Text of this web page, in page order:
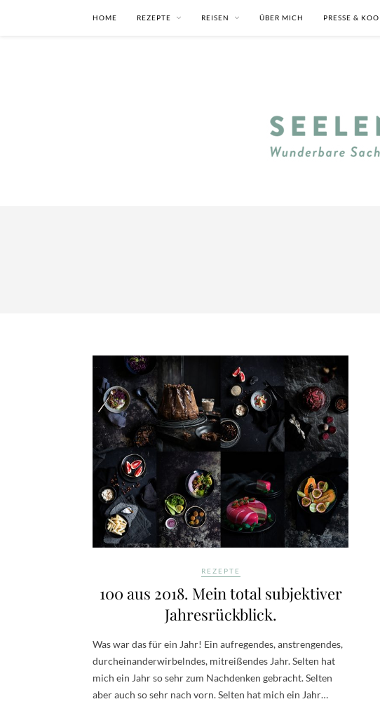
HOME REZEPTE REISEN ÜBER MICH PRESSE &
REZEPTE
100 aus 2018. Mein total subjektiver
Jahresrückblick.
Was war das für ein Jahr! Ein aufregendes, anstrengendes,
durcheinanderwirbelndes, mitreißendes Jahr. Selten hat
mich ein Jahr so sehr zum Nachdenken gebracht. Selten
aber auch so sehr nach vorn. Selten hat mich ein Jahr…